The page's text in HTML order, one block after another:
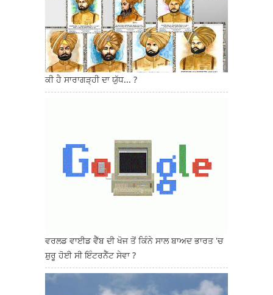
ਕੀ ਹੈ ਸਾਰਾਗੜ੍ਹੀ ਦਾ ਯੁੱਧ... ?
ਵਰਲਡ ਵਾਈਡ ਵੈੱਬ ਦੀ ਖੋਜ ਤੋਂ ਕਿੰਨੇ ਸਾਲ ਬਾਅਦ ਭਾਰਤ 'ਚ
ਸ਼ੁਰੂ ਹੋਈ ਸੀ ਇੰਟਰਨੈੱਟ ਸੇਵਾ ?